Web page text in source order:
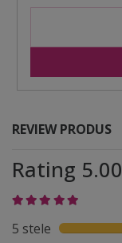
REVIEW PRODUS
Rating 5.00
5 stele